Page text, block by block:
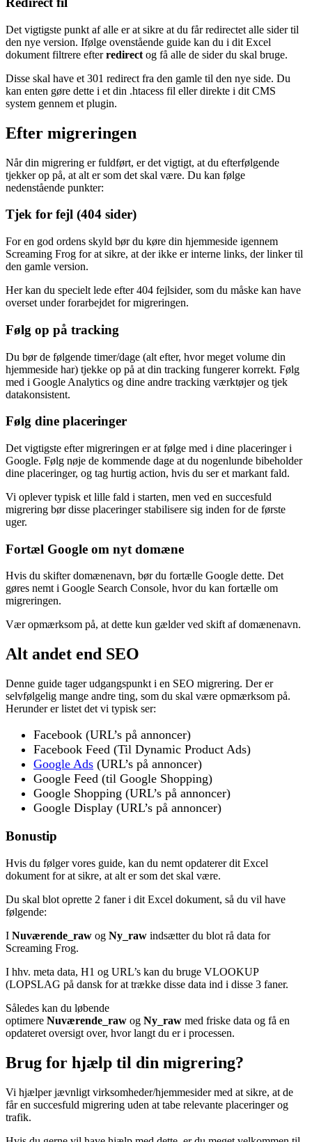
Det vigtigste punkt af alle er at sikre at du får redirectet alle sider til
den nye version. Ifølge ovenstående guide kan du i dit Excel
dokument filtrere efterredirect og få alle de sider du skal bruge.
Disse skal have et 301 redirect fra den gamle til den nye side. Du
kan enten gøre dette i et din .htacess fil eller direkte i dit CMS
system gennem et plugin.
Efter migreringen
Når din migrering er fuldført, er det vigtigt, at du efterfølgende
tjekker op på, at alt er som det skal være. Du kan følge
nedenstående punkter:
Tjek for fejl (404 sider)
For en god ordens skyld bør du køre din hjemmeside igennem
Screaming Frog for at sikre, at der ikke er interne links, der linker til
den gamle version.
Her kan du specielt lede efter 404 fejlsider, som du måske kan have
overset under forarbejdet for migreringen.
Følg op på tracking
Du bør de følgende timer/dage (alt efter, hvor meget volume din
hjemmeside har) tjekke op på at din tracking fungerer korrekt. Følg
med i Google Analytics og dine andre tracking værktøjer og tjek
datakonsistent.
Følg dine placeringer
Det vigtigste efter migreringen er at følge med i dine placeringer i
Google. Følg nøje de kommende dage at du nogenlunde bibeholder
dine placeringer, og tag hurtig action, hvis du ser et markant fald.
Vi oplever typisk et lille fald i starten, men ved en succesfuld
migrering bør disse placeringer stabilisere sig inden for de første
uger.
Fortæl Google om nyt domæne
Hvis du skifter domænenavn, bør du fortælle Google dette. Det
gøres nemt i Google Search Console, hvor du kan fortælle om
migreringen.
Vær opmærksom på, at dette kun gælder ved skift af domænenavn.
Alt andet end SEO
Denne guide tager udgangspunkt i en SEO migrering. Der er
selvfølgelig mange andre ting, som du skal være opmærksom på.
Herunder er listet det vi typisk ser:
Facebook (URL’s på annoncer)
Facebook Feed (Til Dynamic Product Ads)
Google Ads (URL’s på annoncer)
Google Feed (til Google Shopping)
Google Shopping (URL’s på annoncer)
Google Display (URL’s på annoncer)
Bonustip
Hvis du følger vores guide, kan du nemt opdaterer dit Excel
dokument for at sikre, at alt er som det skal være.
Du skal blot oprette 2 faner i dit Excel dokument, så du vil have
følgende:
I Nuværende_raw og Ny_raw indsætter du blot rå data for
Screaming Frog.
I hhv. meta data, H1 og URL’s kan du bruge VLOOKUP
(LOPSLAG på dansk for at trække disse data ind i disse 3 faner.
Således kan du løbende
optimere Nuværende_raw og Ny_raw med friske data og få en
opdateret oversigt over, hvor langt du er i processen.
Brug for hjælp til din migrering?
Vi hjælper jævnligt virksomheder/hjemmesider med at sikre, at de
får en succesfuld migrering uden at tabe relevante placeringer og
trafik.